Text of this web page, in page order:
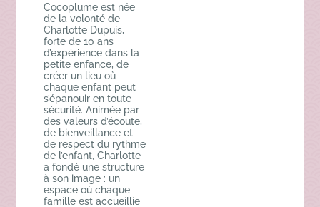
Cocoplume est née
de la volonté de
Charlotte Dupuis,
forte de 10 ans
d’expérience dans la
petite enfance, de
créer un lieu où
chaque enfant peut
s’épanouir en toute
sécurité. Animée par
des valeurs d’écoute,
de bienveillance et
de respect du rythme
de l’enfant, Charlotte
a fondé une structure
à son image : un
espace où chaque
famille est accueillie